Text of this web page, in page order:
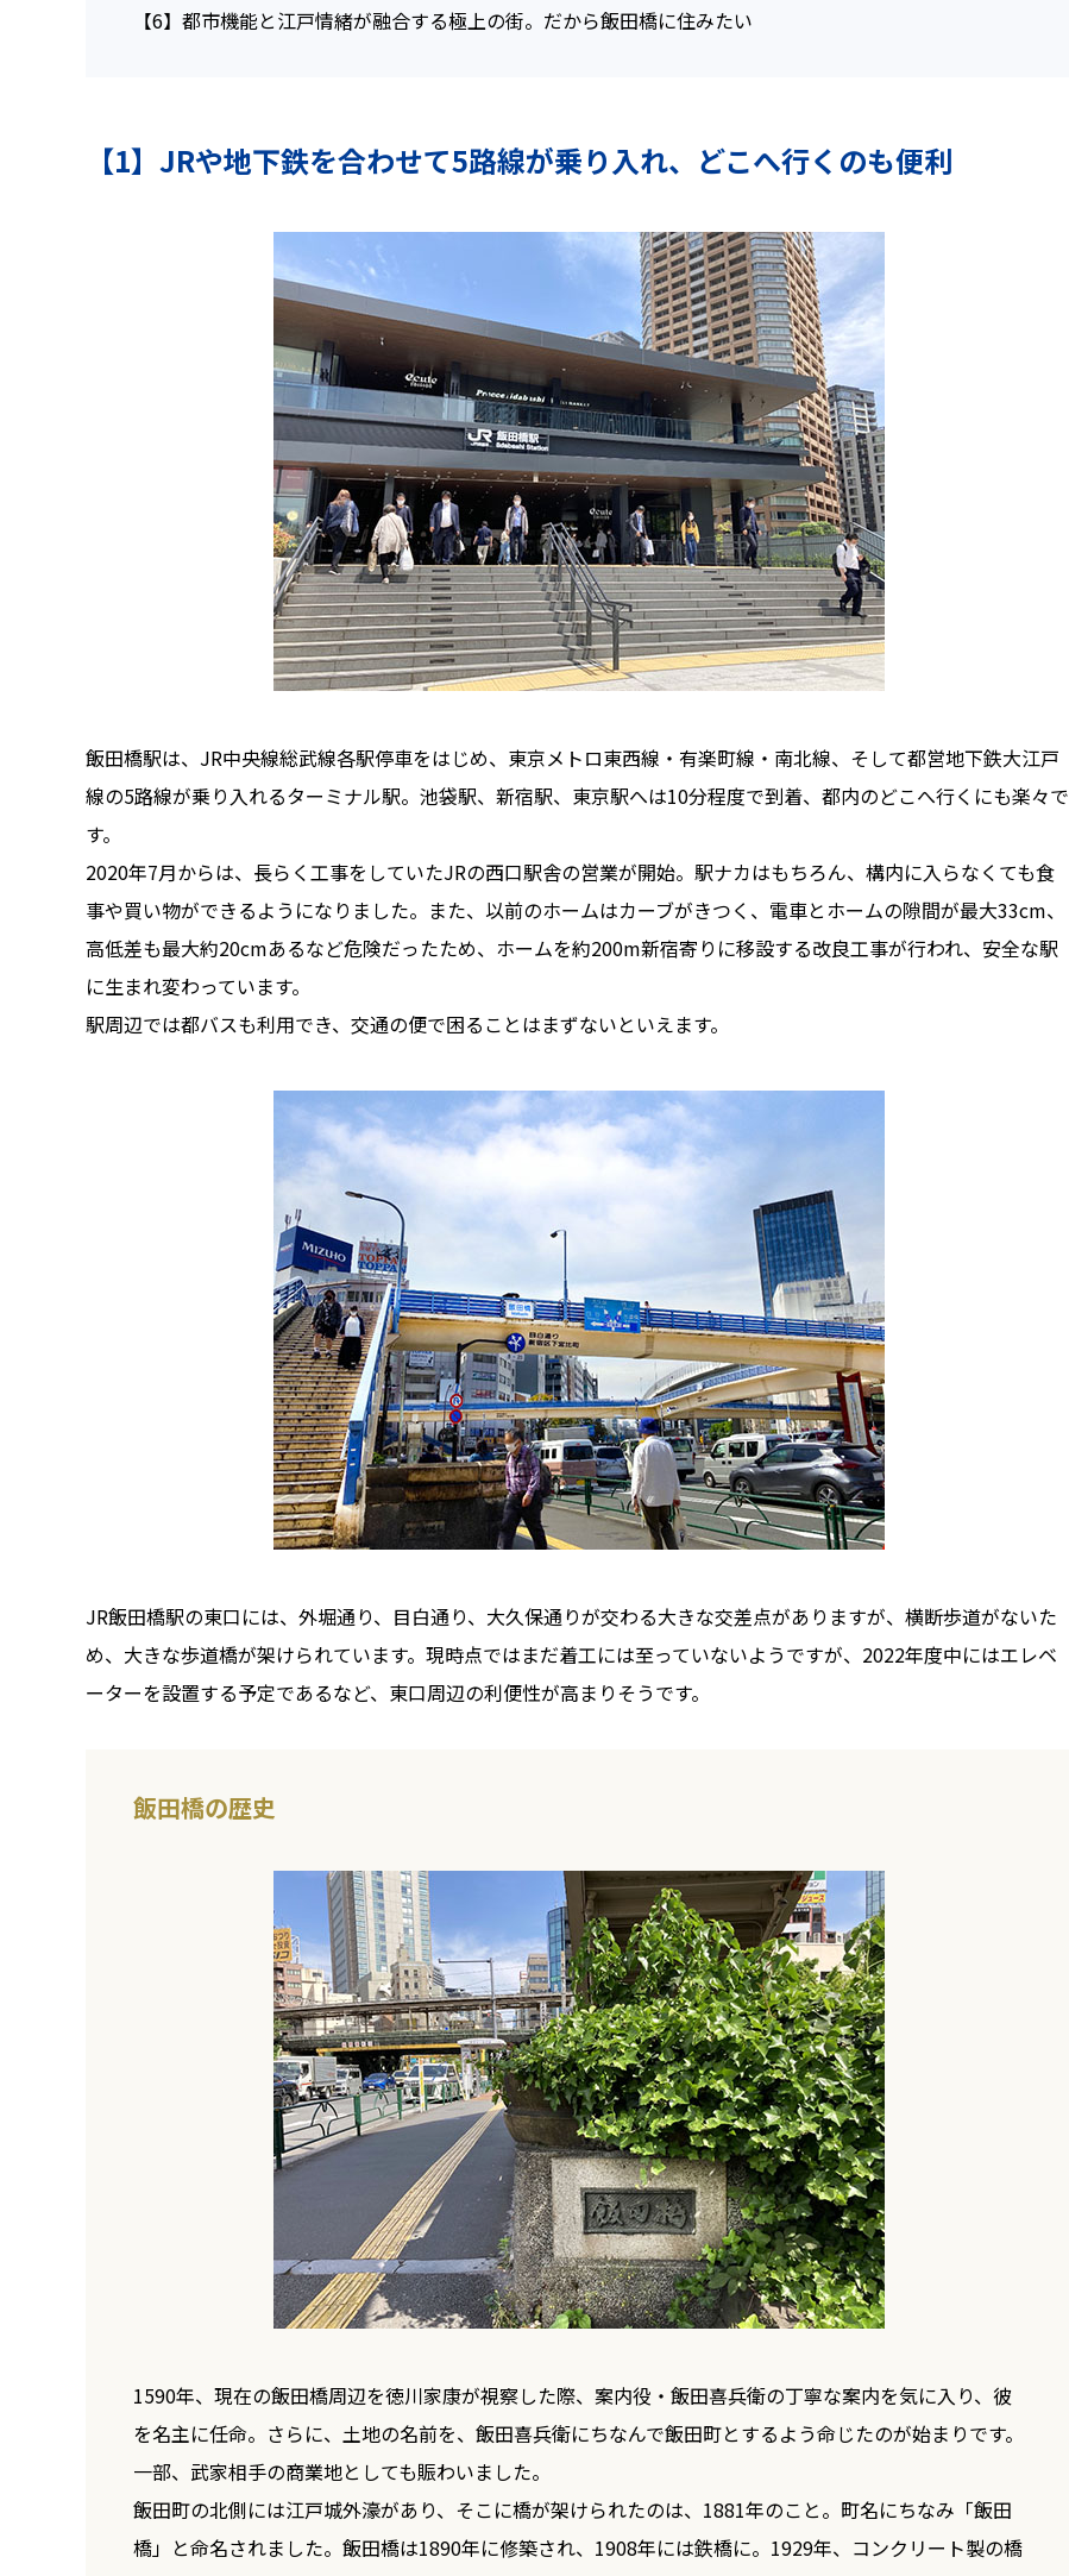
【6】 都市機能と江戸情緒が融合する極上の街。だから飯田橋に住みたい
【1】JRや地下鉄を合わせて5路線が乗り入れ、どこへ行くのも便利
飯田橋駅は、JR中央線総武線各駅停車をはじめ、東京メトロ東西線・有楽町線・南北線、そして都営地下鉄大江戸
線の5路線が乗り入れるターミナル駅。池袋駅、新宿駅、東京駅へは10分程度で到着、都内のどこへ行くにも楽々で
す。
2020年7月からは、長らく工事をしていたJRの西口駅舎の営業が開始。駅ナカはもちろん、構内に入らなくても食
事や買い物ができるようになりました。また、以前のホームはカーブがきつく、電車とホームの隙間が最大33cm、
高低差も最大約20cmあるなど危険だったため、ホームを約200m新宿寄りに移設する改良工事が行われ、安全な駅
に生まれ変わっています。
駅周辺では都バスも利用でき、交通の便で困ることはまずないといえます。
JR飯田橋駅の東口には、外堀通り、目白通り、大久保通りが交わる大きな交差点がありますが、横断歩道がないた
め、大きな歩道橋が架けられています。現時点ではまだ着工には至っていないようですが、2022年度中にはエレベ
ーターを設置する予定であるなど、東口周辺の利便性が高まりそうです。
飯田橋の歴史
1590年、現在の飯田橋周辺を徳川家康が視察した際、案内役・飯田喜兵衛の丁寧な案内を気に入り、彼
を名主に任命。さらに、土地の名前を、飯田喜兵衛にちなんで飯田町とするよう命じたのが始まりです。
一部、武家相手の商業地としても賑わいました。
飯田町の北側には江戸城外濠があり、そこに橋が架けられたのは、1881年のこと。町名にちなみ「飯田
橋」と命名されました。飯田橋は1890年に修築され、1908年には鉄橋に。1929年、コンクリート製の橋